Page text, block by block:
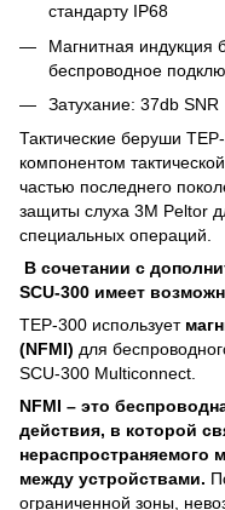
стандарту IP68
Магнитная индукция
беспроводное
Затухание: 37db SNR
Тактические беруши
компонентом
частью последнего
защиты слуха 3M Peltor
специальных операций.
В сочетании с
SCU-300 имеет
TEP-300 использует
(NFMI) для
SCU-300 Multiconnect.
NFMI – это
действия, в которой
нераспространяемого
между устройствами.
ограниченной зоны,